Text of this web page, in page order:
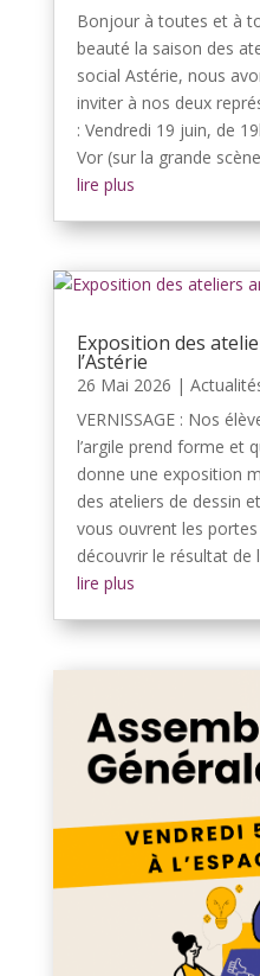
Bonjour à toutes et à
beauté la saison des
social Astérie, nous
inviter à nos deux
: Vendredi 19 juin, de
Vor (sur la grande
lire plus
Exposition des
l’Astérie
26 Mai 2026 |
VERNISSAGE : Nos
l’argile prend forme et
donne une exposition
des ateliers de dessin
vous ouvrent les
découvrir le résultat de
lire plus